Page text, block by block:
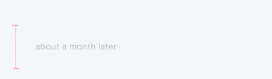
about a month later